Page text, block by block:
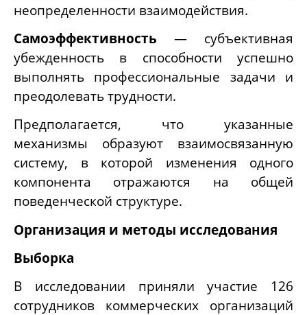
неопределенности взаимодействия.
Самоэффективность — субъективная
убежденность в способности успешно
выполнять профессиональные задачи и
преодолевать трудности.
Предполагается, что указанные
механизмы образуют взаимосвязанную
систему, в которой изменения одного
компонента отражаются на общей
поведенческой структуре.
Организация и методы исследования
Выборка
В исследовании приняли участие 126
сотрудников коммерческих организаций